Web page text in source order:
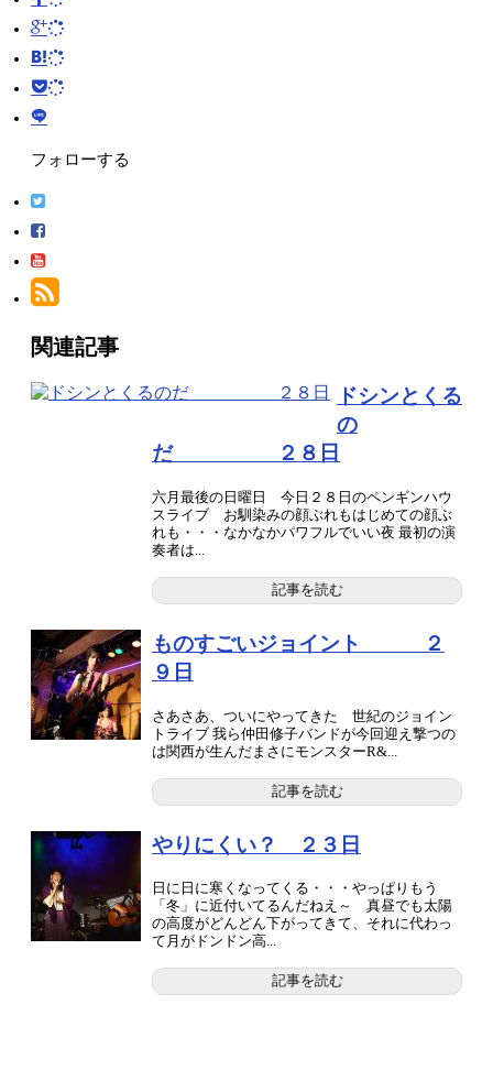
フォローする
関連記事
ドシンとくる
の
だ ２８日
六月最後の日曜日 今日２８日のペンギンハウ
スライブ お馴染みの顔ぶれもはじめての顔ぶ
れも・・・なかなかパワフルでいい夜 最初の演
奏者は...
記事を読む
ものすごいジョイント ２
９日
さあさあ、ついにやってきた 世紀のジョイン
トライブ 我ら仲田修子バンドが今回迎え撃つの
は関西が生んだまさにモンスターR&...
記事を読む
やりにくい？ ２３日
日に日に寒くなってくる・・・やっぱりもう
「冬」に近付いてるんだねえ～ 真昼でも太陽
の高度がどんどん下がってきて、それに代わっ
て月がドンドン高...
記事を読む